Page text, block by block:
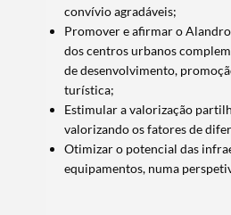
convívio agradáveis;
Promover e afirmar o
dos centros urbanos
de desenvolvimento,
turística;
Estimular a valorização
valorizando os fatores de
Otimizar o potencial das
equipamentos, numa